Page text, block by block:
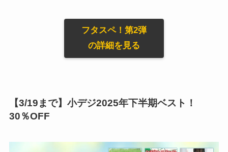
フタスペ！第2弾
の詳細を見る
【3/19まで】小デジ2025年下半期ベスト！
30％OFF